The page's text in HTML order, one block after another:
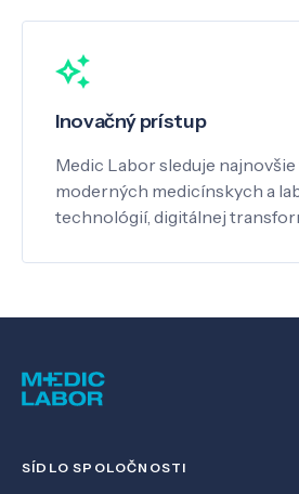
Inovačný prístup
Medic Labor sleduje
moderných medicínskych a
technológií, digitálnej
SÍDLO SPOLOČNOSTI